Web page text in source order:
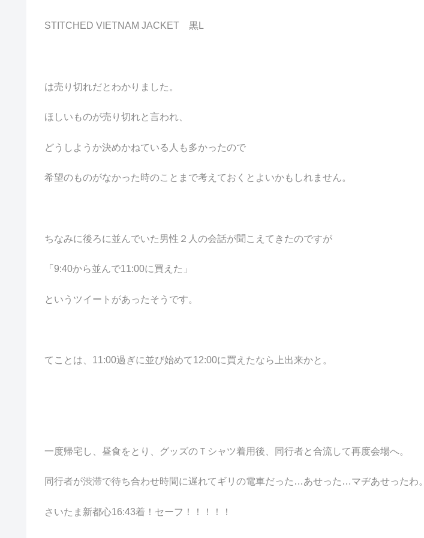
STITCHED VIETNAM JACKET 黒L
は売り切れだとわかりました。
ほしいものが売り切れと言われ、
どうしようか決めかねている人も多かったので
希望のものがなかった時のことまで考えておくとよいかもしれません。
ちなみに後ろに並んでいた男性２人の会話が聞こえてきたのですが
「9:40から並んで11:00に買えた」
というツイートがあったそうです。
てことは、11:00過ぎに並び始めて12:00に買えたなら上出来かと。
一度帰宅し、昼食をとり、グッズのＴシャツ着用後、同行者と合流して再度会場へ。
同行者が渋滞で待ち合わせ時間に遅れてギリの電車だった…あせった…マヂあせったわ。
さいたま新都心16:43着！セーフ！！！！！